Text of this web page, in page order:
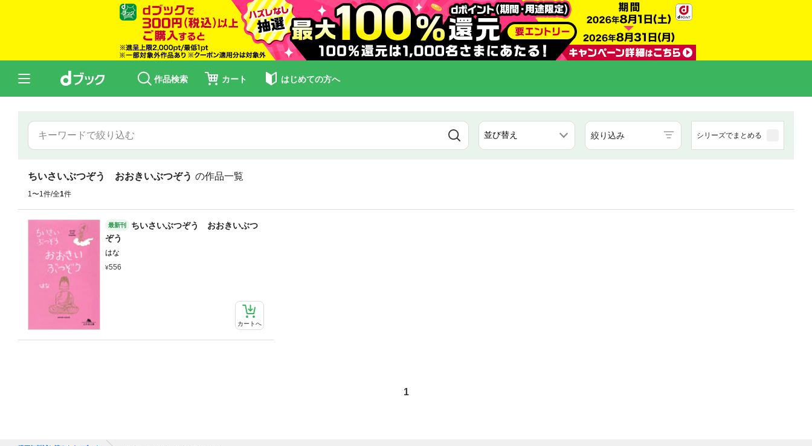
作品検索 カート はじめての方へ
絞り込み シリーズでまとめる
ちいさいぶつぞう おおきいぶつぞう の作品一覧
1〜1件/全1件
最新刊
ちいさいぶつぞう おおきいぶつ
ぞう
はな
556
カートへ
1